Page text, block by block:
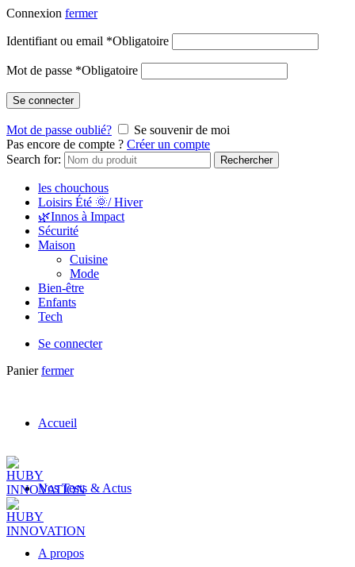
Connexion fermer
Identifiant ou email *Obligatoire
Mot de passe *Obligatoire
Se connecter
Mot de passe oublié?
Se souvenir de moi
Pas encore de compte ? Créer un compte
Search for:
Rechercher
les chouchous
Loisirs Été 🌞/ Hiver
🌿Innos à Impact
Sécurité
Maison
Cuisine
Mode
Bien-être
Enfants
Tech
Se connecter
Panier fermer
Accueil
Nos Tests & Actus
A propos